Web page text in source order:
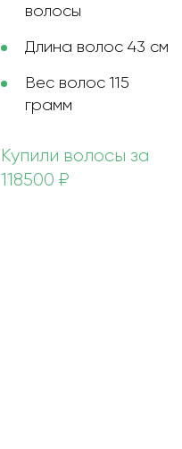
волосы
Длина волос 43 см
Вес волос 115
грамм
Купили волосы за
118500 ₽